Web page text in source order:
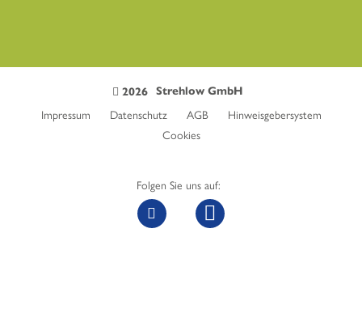
2026 Strehlow GmbH
Impressum
Datenschutz AGB
Hinweisgebersystem
Cookies
Folgen Sie uns auf: